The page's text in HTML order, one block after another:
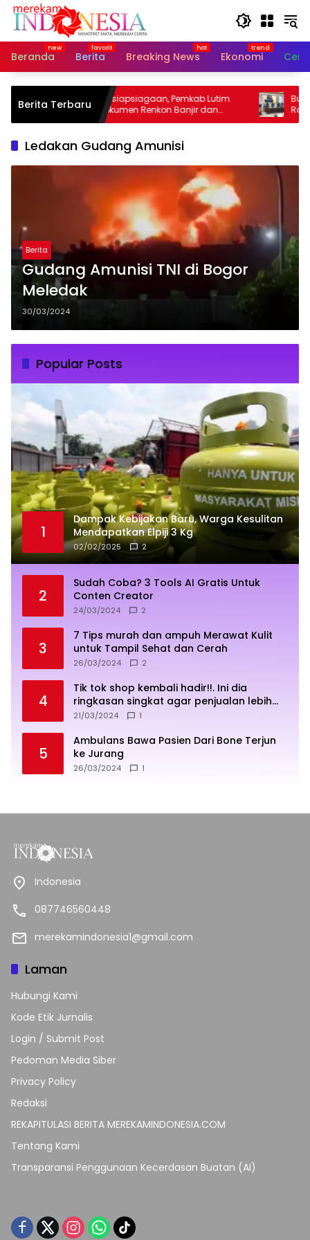
Langsung
Beranda
Berita Breaking News Ekonomi
Berita Terbaru
Perkuat Kesiapsiagaan, Pemkab Lutim
Susun Dokumen Renkon Banjir dan
Longsor 2026
Bupati
Ledakan Gudang Amunisi
Berita
Gudang Amunisi TNI di Bogor
Meledak
30/03/2024
Popular Posts
1
Dampak Kebijakan Baru, Warga Kesulitan
Mendapatkan Elpiji 3 Kg
02/02/2025 2
2
Sudah Coba? 3 Tools AI Gratis Untuk
Conten Creator
24/03/2024 2
3
7 Tips murah dan ampuh Merawat Kulit
untuk Tampil Sehat dan Cerah
26/03/2024 2
4
Tik tok shop kembali hadir!!. Ini dia
ringkasan singkat agar penjualan lebih
sukses
21/03/2024 1
5
Ambulans Bawa Pasien Dari Bone Terjun
ke Jurang
26/03/2024 1
Indonesia
087746560448
merekamindonesia1@gmail.com
Laman
Hubungi Kami
Kode Etik Jurnalis
Login / Submit Post
Pedoman Media Siber
Privacy Policy
Redaksi
REKAPITULASI BERITA MEREKAMINDONESIA.COM
Tentang Kami
Transparansi Penggunaan Kecerdasan Buatan (AI)